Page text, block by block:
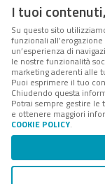
Forumpa.itè
presso Registro
Reg. n. 182 del 2
FPA s.r.l.
Coordinamento
è un'azienda
Codice Fiscale/
I tuoi
Su questo sito
funzionali
un’esperienza di
le nostre funzionalità
marketing aderenti alle
Puoi esprimere il tuo
Chiudendo questa
Potrai sempre gestire le
e ottenere maggiori
COOKIE POLICY.